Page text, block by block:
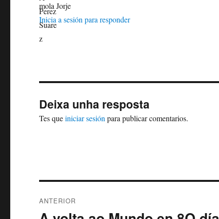
mola Jorje
Inicia a sesión para responder
Deixa unha resposta
Tes queiniciar sesión para publicar comentarios.
de
ANTERIOR
Artigo